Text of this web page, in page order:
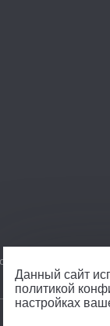
данных
Данный сайт
политикой
настройках